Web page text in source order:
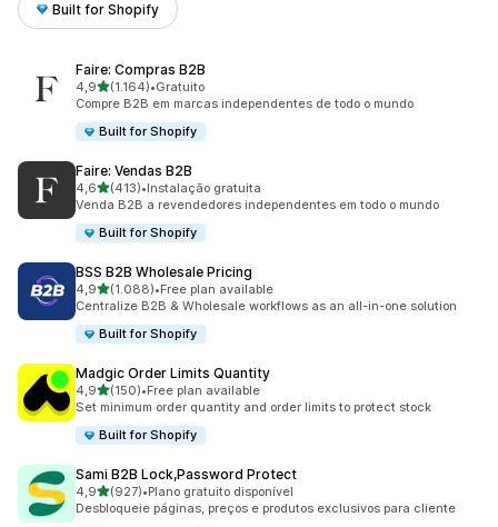
Built for Shopify
Faire: Compras B2B
4,9de 5 estrelas
(1.164)
1164 total de avaliações
•Gratuito
Compre B2B em marcas independentes de todo o mundo
Built for Shopify
Faire: Vendas B2B
4,6de 5 estrelas
(413)
413 total de avaliações
•Instalação gratuita
Venda B2B a revendedores independentes em todo o mundo
Built for Shopify
BSS B2B Wholesale Pricing
4,9de 5 estrelas
(1.088)
1088 total de avaliações
•Free plan available
Centralize B2B & Wholesale workflows as an all-in-one solution
Built for Shopify
Madgic Order Limits Quantity
4,9de 5 estrelas
(150)
150 total de avaliações
•Free plan available
Set minimum order quantity and order limits to protect stock
Built for Shopify
Sami B2B Lock,Password Protect
4,9de 5 estrelas
(927)
927 total de avaliações
•Plano gratuito disponível
Desbloqueie páginas, preços e produtos exclusivos para cliente